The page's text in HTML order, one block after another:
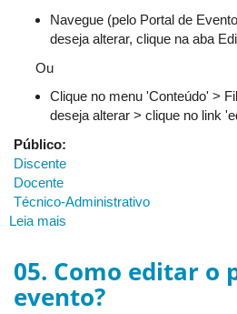
Navegue (pelo Portal de
deseja alterar, clique na aba
Ou
Clique no menu 'Conteúdo' >
deseja alterar > clique no link
Público:
Discente
Docente
Técnico-Administrativo
Leia mais
tipos
de
05. Como editar o
evento?